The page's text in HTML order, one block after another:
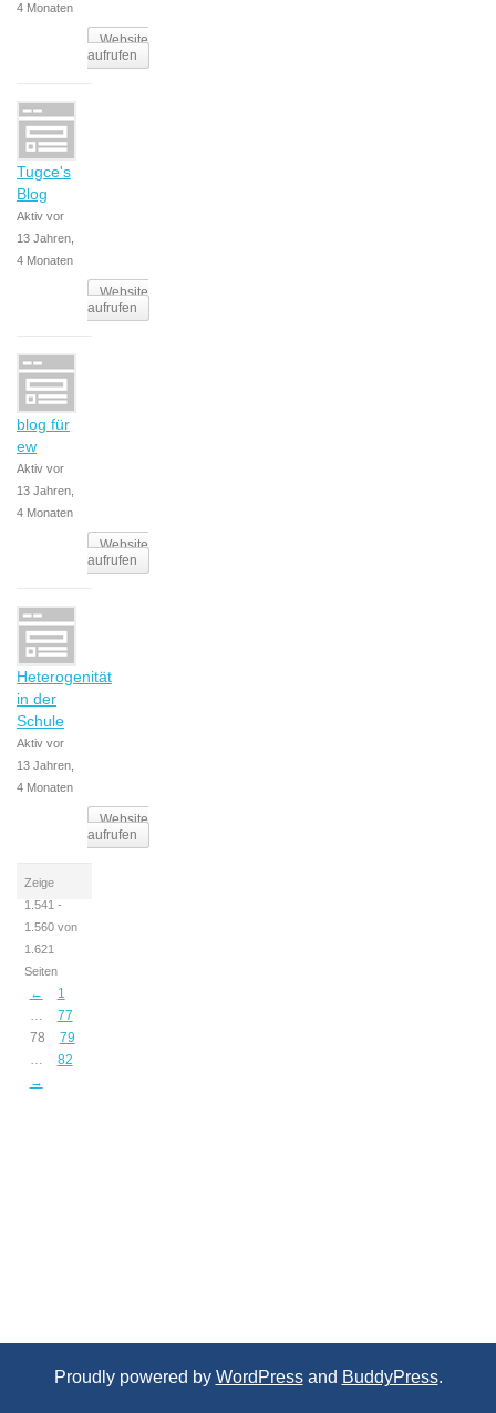
4 Monaten
Website
aufrufen
Tugce's
Blog
Aktiv vor
13 Jahren,
4 Monaten
Website
aufrufen
blog für
ew
Aktiv vor
13 Jahren,
4 Monaten
Website
aufrufen
Heterogenität
in der
Schule
Aktiv vor
13 Jahren,
4 Monaten
Website
aufrufen
Zeige
1.541 -
1.560 von
1.621
Seiten
←
1
77
78
79
82
→
Proudly powered by WordPressand BuddyPress.